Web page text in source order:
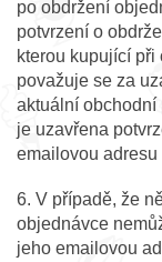
po obdržení
potvrzení o
kterou kupující při
považuje se za
aktuální obchodní
je uzavřena
emailovou
6. V případě, že
objednávce
jeho emailovou